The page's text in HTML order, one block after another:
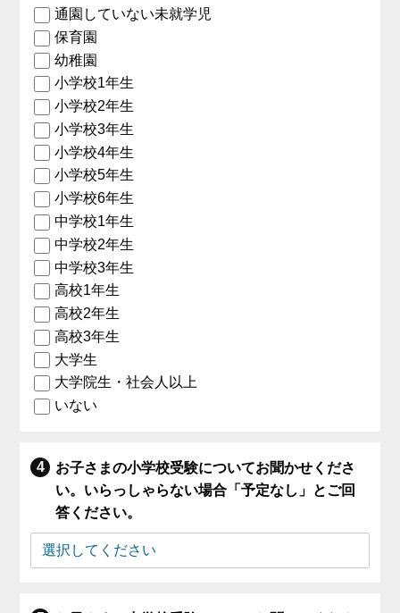
通園していない未就学児
保育園
幼稚園
小学校1年生
小学校2年生
小学校3年生
小学校4年生
小学校5年生
小学校6年生
中学校1年生
中学校2年生
中学校3年生
高校1年生
高校2年生
高校3年生
大学生
大学院生・社会人以上
いない
お子さまの小学校受験についてお聞かせくださ
い。いらっしゃらない場合「予定なし」とご回
答ください。